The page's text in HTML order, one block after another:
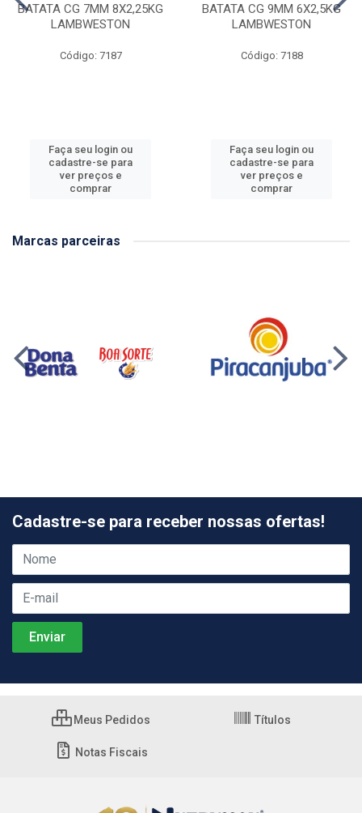
BATATA CG 7MM 8X2,25KG
LAMBWESTON
Código: 7187
Faça seu login ou
cadastre-se para
ver preços e
comprar
BATATA CG 9MM 6X2,5KG
LAMBWESTON
Código: 7188
Faça seu login ou
cadastre-se para
ver preços e
comprar
Marcas parceiras
Cadastre-se para receber nossas ofertas!
Meus Pedidos Títulos
Notas Fiscais